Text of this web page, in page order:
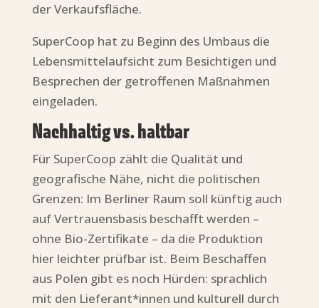
der Verkaufsfläche.
SuperCoop hat zu Beginn des Umbaus die
Lebensmittelaufsicht zum Besichtigen und
Besprechen der getroffenen Maßnahmen
eingeladen.
Nachhaltig vs. haltbar
Für SuperCoop zählt die Qualität und
geografische Nähe, nicht die politischen
Grenzen: Im Berliner Raum soll künftig auch
auf Vertrauensbasis beschafft werden –
ohne Bio-Zertifikate – da die Produktion
hier leichter prüfbar ist. Beim Beschaffen
aus Polen gibt es noch Hürden: sprachlich
mit den Lieferant*innen und kulturell durch